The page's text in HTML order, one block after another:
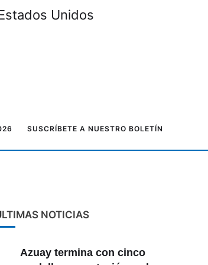
Unidos
SUSCRÍBETE A NUESTRO BOLETÍN
NOTICIAS
Azuay termina con cinco